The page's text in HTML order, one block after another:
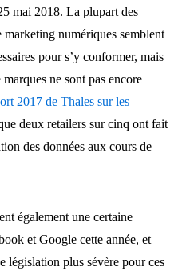
mai 2018. La plupart des
marketing numériques semblent
pour s’y conformer, mais
ne sont pas encore
2017 de Thales sur les
deux retailers sur cinq ont fait
des données aux cours de
également une certaine
et Google cette année, et
législation plus sévère pour ces